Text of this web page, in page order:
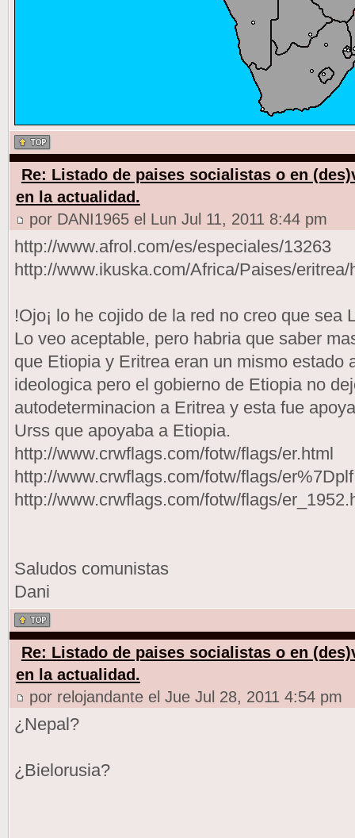
Re: Listado de paises socialistas o en
en la actualidad.
por DANI1965 el Lun Jul 11, 2011 8:44 pm
http://www.afrol.com/es/especiales/13263
http://www.ikuska.com/Africa/Paises/eritrea/
!Ojo¡ lo he cojido de la red no creo que sea
Lo veo aceptable, pero habria que saber
que Etiopia y Eritrea eran un mismo estado
ideologica pero el gobierno de Etiopia no
autodeterminacion a Eritrea y esta fue
Urss que apoyaba a Etiopia.
http://www.crwflags.com/fotw/flags/er.html
http://www.crwflags.com/fotw/flags/
http://www.crwflags.com/fotw/flags/
Saludos comunistas
Dani
Re: Listado de paises socialistas o en
en la actualidad.
por relojandante el Jue Jul 28, 2011 4:54 pm
¿Nepal?
¿Bielorusia?